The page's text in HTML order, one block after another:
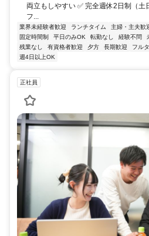
両立もしやすい ✅ 完全週休2日制（土
フ...
業界未経験者歓迎 ランチタイム 主婦・主夫歓
固定時間制
平日のみOK 転勤なし 経験不問
残業なし
有資格者歓迎 夕方 長期歓迎 フル
週4日以上OK
正社員